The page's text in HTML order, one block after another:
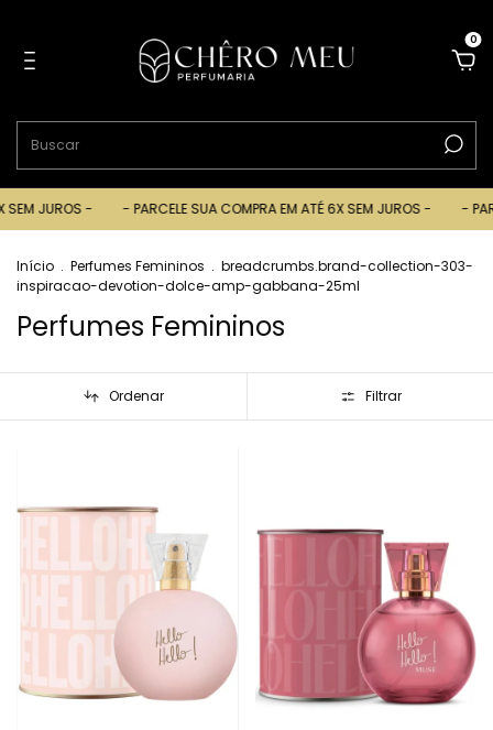
0
- - PARCELE SUA COMPRA EM ATÉ 6X SEM JUROS - - PARCELE
Início . Perfumes Femininos . breadcrumbs.brand-collection-303-
inspiracao-devotion-dolce-amp-gabbana-25ml
Perfumes Femininos
Ordenar Filtrar